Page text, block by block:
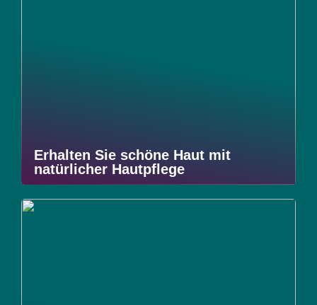
Erhalten Sie schöne Haut mit
natürlicher Hautpflege